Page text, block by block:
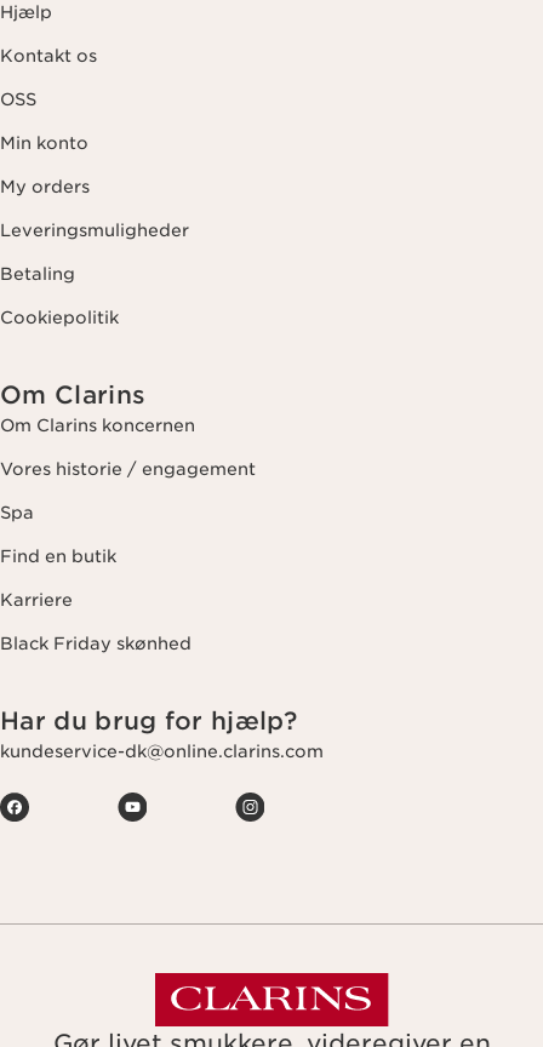
Hjælp
Kontakt os
OSS
Min konto
My orders
Leveringsmuligheder
Betaling
Cookiepolitik
Om Clarins
Om Clarins koncernen
Vores historie / engagement
Spa
Find en butik
Karriere
Black Friday skønhed
Har du brug for hjælp?
kundeservice-dk@online.clarins.com